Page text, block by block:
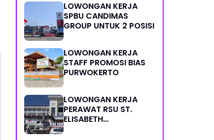
LOWONGAN KERJA
SPBU CANDIMAS
GROUP UNTUK 2 POSISI
LOWONGAN KERJA
STAFF PROMOSI BIAS
PURWOKERTO
LOWONGAN KERJA
PERAWAT RSU ST.
ELISABETH